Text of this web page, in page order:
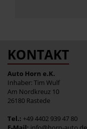
KONTAKT
Auto Horn e.K.
Inhaber: Tim Wulf
Am Nordkreuz 10
26180 Rastede
Tel.: +49 4402 939 47 80